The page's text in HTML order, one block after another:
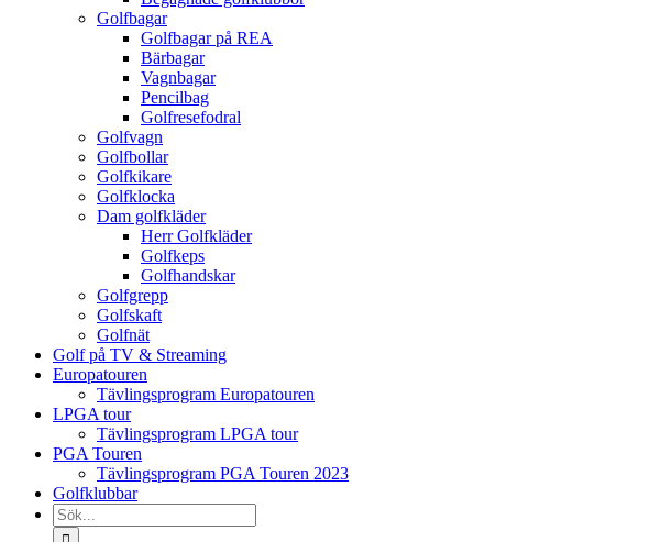
Golfbagar
Golfbagar på REA
Bärbagar
Vagnbagar
Pencilbag
Golfresefodral
Golfvagn
Golfbollar
Golfkikare
Golfklocka
Dam golfkläder
Herr Golfkläder
Golfkeps
Golfhandskar
Golfgrepp
Golfskaft
Golfnät
Golf på TV & Streaming
Europatouren
Tävlingsprogram Europatouren
LPGA tour
Tävlingsprogram LPGA tour
PGA Touren
Tävlingsprogram PGA Touren 2023
Golfklubbar
Sök
efter: